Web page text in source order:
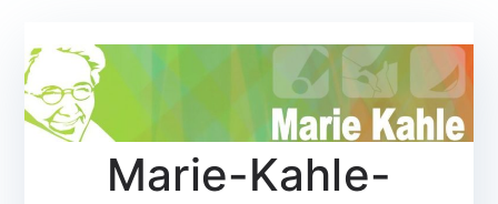
Inhalt
springen
Marie-Kahle-